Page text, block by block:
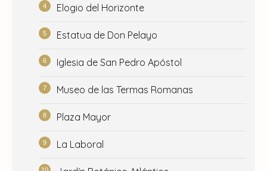
Elogio del Horizonte
Estatua de Don Pelayo
Iglesia de San Pedro Apóstol
Museo de las Termas Romanas
Plaza Mayor
La Laboral